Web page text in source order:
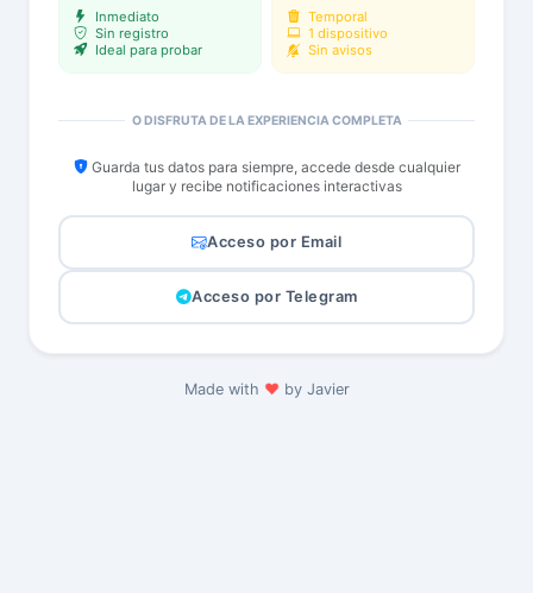
Inmediato
Sin registro
Ideal para probar
Temporal
1 dispositivo
Sin avisos
O DISFRUTA DE LA EXPERIENCIA COMPLETA
Guarda tus datos para siempre, accede desde cualquier
lugar y recibe notificaciones interactivas
Acceso por Email
Acceso por Telegram
Made with ❤️by Javier